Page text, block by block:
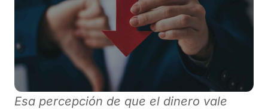
Esa percepción de que el dinero vale